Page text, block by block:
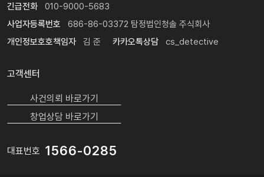
긴급전화
010-9000-5683
사업자등록번호
686-86-03372 탐정법인청솔 주식회사
개인정보호호책임자
김 준 카카오톡상담 cs_detective
고객센터
사건의뢰 바로가기
창업상담 바로가기
24시간 빠른상담 1566-0285
대표번호 1566-0285